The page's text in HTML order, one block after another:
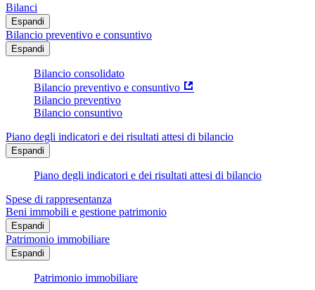
Bilanci
Espandi
Bilancio preventivo e consuntivo
Espandi
Bilancio consolidato
Bilancio preventivo e consuntivo
Bilancio preventivo
Bilancio consuntivo
Piano degli indicatori e dei risultati attesi di bilancio
Espandi
Piano degli indicatori e dei risultati attesi di bilancio
Spese di rappresentanza
Beni immobili e gestione patrimonio
Espandi
Patrimonio immobiliare
Espandi
Patrimonio immobiliare